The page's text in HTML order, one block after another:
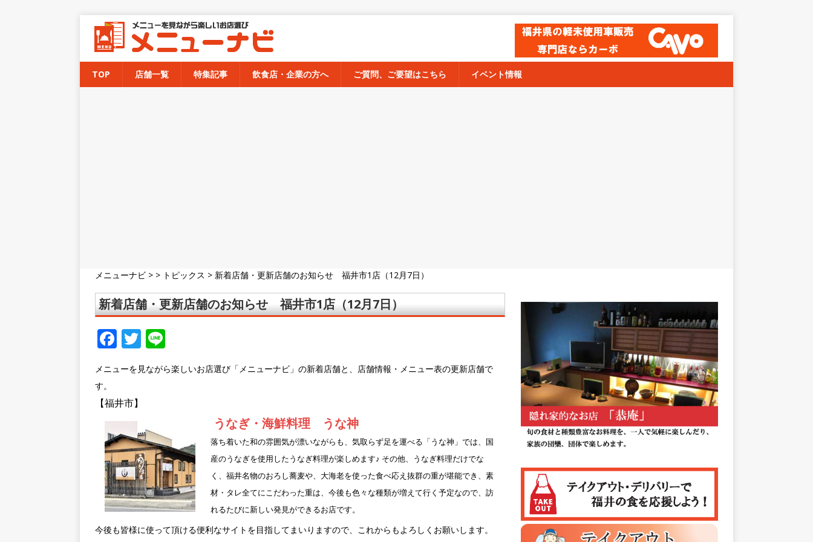
TOP 店舗一覧 特集記事 飲食店・企業の方へ ご質問、ご要望はこちら イベント情報
メニューナビ > > トピックス > 新着店舗・更新店舗のお知らせ 福井市1店（12月7日）
新着店舗・更新店舗のお知らせ 福井市1店（12月7日）
F
c
e
b
o
o
k
T
it
n
e
メニューを見ながら楽しいお店選び「メニューナビ」の新着店舗と、店舗情報・メニュー表の更新店舗で
す。
【福井市】
うなぎ・海鮮料理 うな神
落ち着いた和の雰囲気が漂いながらも、気取らず足を運べる「うな神」では、国
産のうなぎを使用したうなぎ料理が楽しめます♪ その他、うなぎ料理だけでな
く、福井名物のおろし蕎麦や、大海老を使った食べ応え抜群の重が堪能でき、素
材・タレ全てにこだわった重は、今後も色々な種類が増えて行く予定なので、訪
れるたびに新しい発見ができるお店です。
今後も皆様に使って頂ける便利なサイトを目指してまいりますので、これからもよろしくお願いします。